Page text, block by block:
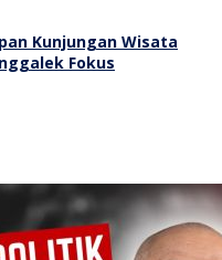
Kunjungan Wisata
Fokus